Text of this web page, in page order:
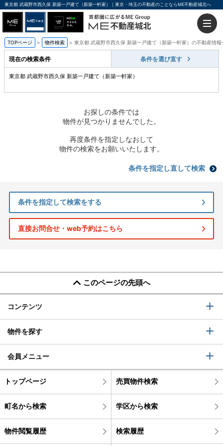
東京都 武蔵野市西久保 新築一戸建て（新築一軒家）｜東京・埼玉の不動産のことならME不動産城北へ
TOPページ 物件検索 東京都 武蔵野市西久保 新築一戸建て（新築一軒家）の不動産情報
現在の検索条件 条件を選び直す
東京都 武蔵野市西久保 新築一戸建て（新築一軒家）
お探しの条件では
物件が見つかりませんでした。
再度条件を指定しなおして
物件の検索をお願いいたします。
条件を指定し直して検索
条件を指定して検索をする
直接お問合せ・web予約はこちら
このページの先頭へ
コンテンツ
物件を探す
会員メニュー
トップページ 売買物件検索
町名から検索 学区から検索
物件閲覧履歴 検索履歴